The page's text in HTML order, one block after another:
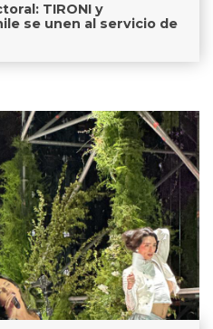
TIRONI y
se unen al servicio de